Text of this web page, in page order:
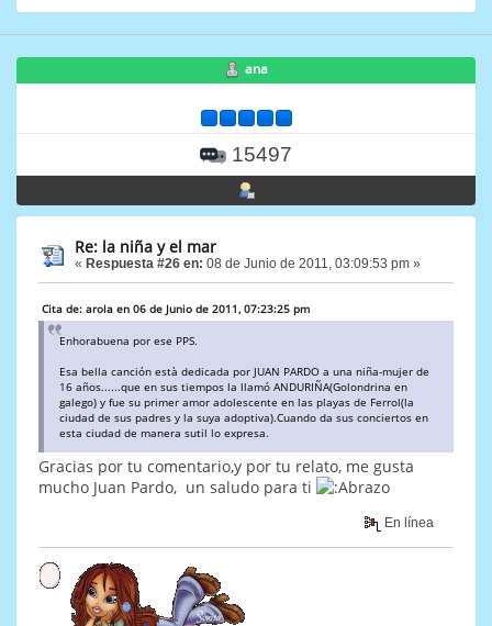
ana
15497
Re: la niña y el mar
« Respuesta #26 en: 08 de Junio de 2011, 03:09:53 pm »
Cita de: arola en 06 de Junio de 2011, 07:23:25 pm
Enhorabuena por ese PPS.
Esa bella canción està dedicada por JUAN PARDO a una niña-mujer de
16 años......que en sus tiempos la llamó ANDURIÑA(Golondrina en
galego) y fue su primer amor adolescente en las playas de Ferrol(la
ciudad de sus padres y la suya adoptiva).Cuando da sus conciertos en
esta ciudad de manera sutil lo expresa.
Gracias por tu comentario,y por tu relato, me gusta
mucho Juan Pardo, un saludo para ti
En línea